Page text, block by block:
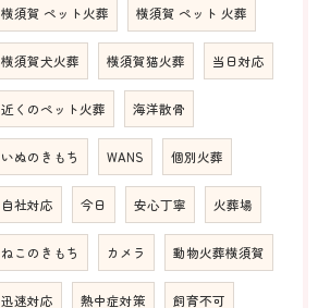
横須賀 ペット火葬 横須賀 ペット 火葬
横須賀犬火葬 横須賀猫火葬 当日対応
近くのペット火葬 海洋散骨
いぬのきもち WANS 個別火葬
自社対応 今日 安心丁寧 火葬場
ねこのきもち カメラ 動物火葬横須賀
迅速対応 熱中症対策 飼育不可